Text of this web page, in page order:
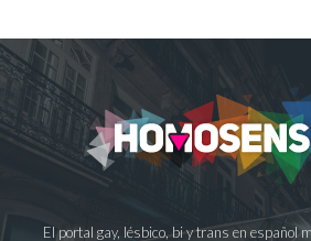
El portal gay, lésbico, bi y trans en español